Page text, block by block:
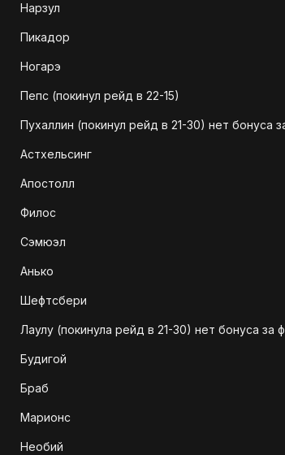
Нарзул
Пикадор
Ногарэ
Пепс (покинул рейд в 22-15)
Пухаллин (покинул рейд в 21-30) нет бонуса
Астхельсинг
Апостолл
Филос
Сэмюэл
Анько
Шефтсбери
Лаулу (покинула рейд в 21-30) нет бонуса за
Будигой
Браб
Марионс
Необий